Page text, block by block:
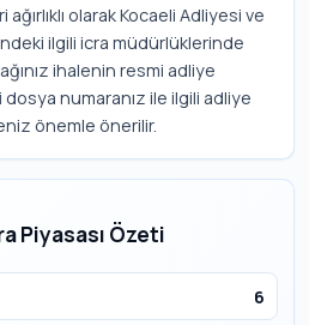
olarak Kocaeli Adliyesi ve
ilgili icra müdürlüklerinde
ihalenin resmi adliye
numaranız ile ilgili adliye
önemle önerilir.
Piyasası Özeti
6